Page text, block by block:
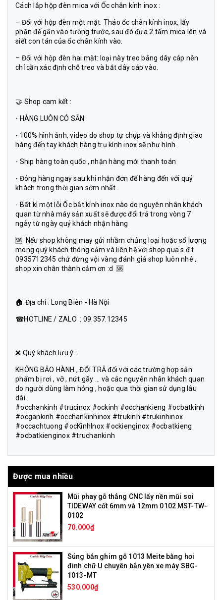
Cách lắp hộp đèn mica với Ốc chân kính inox :
– Đối với hộp đèn một mặt: Tháo ốc chân kính inox, lấy
phần đế gắn vào tường trước, sau đó đưa 2 tấm mica lên và
siết con tán của ốc chân kính vào.
– Đối với hộp đèn hai mặt: loại này treo bằng dây cáp nên
chỉ cần xác định chỗ treo và bắt dây cáp vào.
🤝 Shop cam kết :
- HÀNG LUÔN CÓ SẴN
- 100% hình ảnh, video do shop tự chụp và khẳng định giao
hàng đến tay khách hàng trụ kính inox sẽ như hình .
- Ship hàng toàn quốc , nhận hàng mới thanh toán
- Đóng hàng ngay sau khi nhận đơn để hàng đến với quý
khách trong thời gian sớm nhất .
- Bất kì một lỗi Ốc bắt kính inox nào do nguyên nhân khách
quan từ nhà máy sản xuất sẽ được đổi trả trong vòng 7
ngày từ ngày quý khách nhận hàng
🆘 Nếu shop không may gửi nhầm chủng loại hoặc số lượng
mong quý khách thông cảm và liên hệ với shop qua s.đ.t
0935712345 chứ đừng vội vàng đánh giá shop luôn nhé ,
shop xin chân thành cảm ơn :d 🆘
🏠 Địa chỉ : Long Biên - Hà Nội
☎HOTLINE / ZALO : 09.357.12345
❌ Quý khách lưu ý :
KHÔNG BẢO HÀNH , ĐỔI TRẢ đối với các trường hợp sản
phẩm bị rơi , vỡ , nứt gãy ... và các nguyên nhân khách quan
do người dùng làm hỏng , hoặc qua thời gian sử dụng lâu
dài .
#occhankinh #trucinox #ockinh #occhankieng #ocbatkinh
#ocgankinh #occhankinhinox #trukinh #trukinhinox
#occachtuong #ocKinhInox #ockienginox #ocbatkieng
#ocbatkienginox #truchankinh
Được mua nhiều
Mũi phay gỗ thẳng CNC lấy nền mũi soi
TIDEWAY cốt 6mm và 12mm 0102 MST-TW-
0102
70.000₫
Súng bắn ghim gỗ 1013 Meite bằng hơi
đinh chữ U chuyên bắn yên xe máy SBG-
1013-MT
530.000₫